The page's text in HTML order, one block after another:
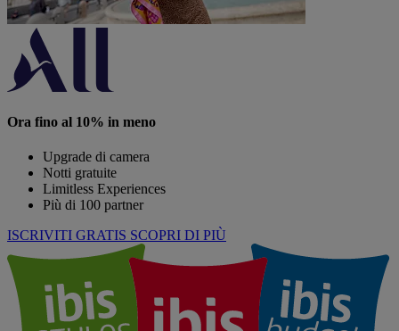
Ora fino al 10% in meno
Upgrade di camera
Notti gratuite
Limitless Experiences
Più di 100 partner
ISCRIVITI GRATIS SCOPRI DI PIÙ